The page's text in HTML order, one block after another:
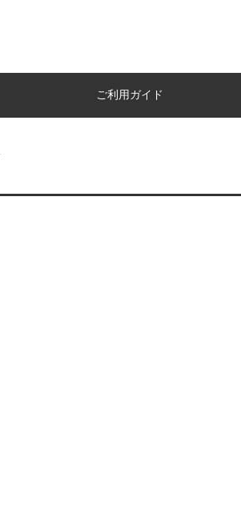
ご利用ガイド